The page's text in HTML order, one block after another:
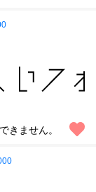
きません。